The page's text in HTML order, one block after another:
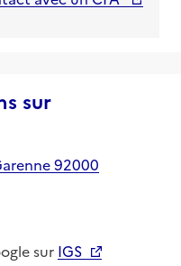
sur
92000
sur IGS